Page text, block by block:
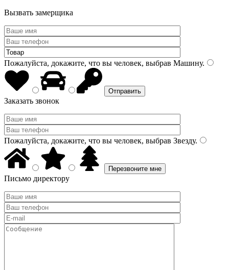
Вызвать замерщика
Пожалуйста, докажите, что вы человек, выбрав Машину.
Заказать звонок
Пожалуйста, докажите, что вы человек, выбрав Звезду.
Письмо директору